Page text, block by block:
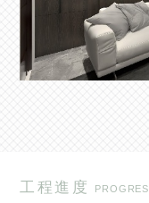
工程進度